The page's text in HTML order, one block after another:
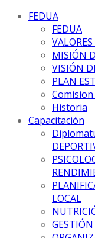
FEDUA
FEDUA
MISIÓN
VISIÓN
PLAN
Historia
Capacitación
LOCAL